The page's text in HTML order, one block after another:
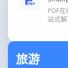
PDF
站式
旅游